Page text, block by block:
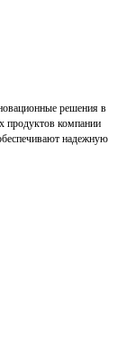
решения в
продуктов компании
надежную